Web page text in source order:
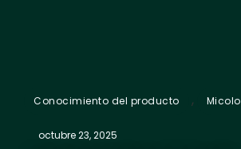
Conocimiento del producto ,
octubre 23, 2025